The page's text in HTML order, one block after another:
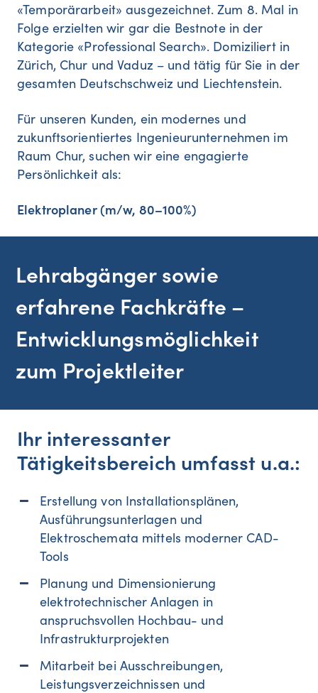
«Temporärarbeit» ausgezeichnet. Zum 8. Mal in
Folge erzielten wir gar die Bestnote in der
Kategorie «Professional Search». Domiziliert in
Zürich, Chur und Vaduz – und tätig für Sie in der
gesamten Deutschschweiz und Liechtenstein.
Für unseren Kunden, ein modernes und
zukunftsorientiertes Ingenieurunternehmen im
Raum Chur, suchen wir eine engagierte
Persönlichkeit als:
Elektroplaner (m/w, 80–100%)
Lehrabgänger sowie
erfahrene Fachkräfte –
Entwicklungsmöglichkeit
zum Projektleiter
Ihr interessanter
Tätigkeitsbereich umfasst u.a.:
Erstellung von Installationsplänen,
Ausführungsunterlagen und
Elektroschemata mittels moderner CAD-
Tools
Planung und Dimensionierung
elektrotechnischer Anlagen in
anspruchsvollen Hochbau- und
Infrastrukturprojekten
Mitarbeit bei Ausschreibungen,
Leistungsverzeichnissen und